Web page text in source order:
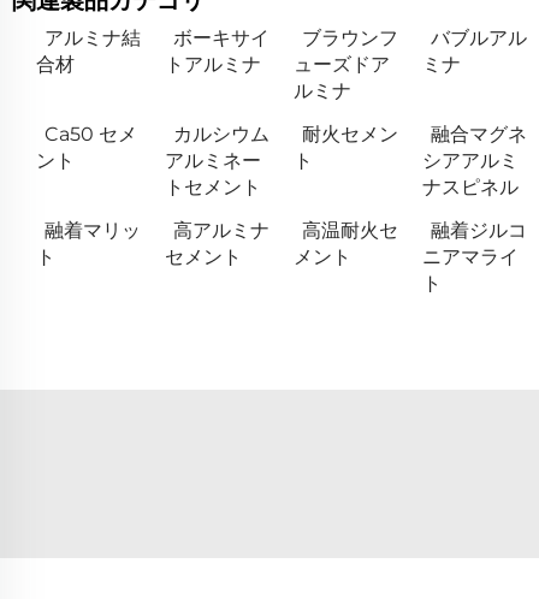
アルミナ結
合材
ボーキサイ
トアルミナ
ブラウンフ
ューズドア
ルミナ
バブルアル
ミナ
Ca50 セメ
ント
カルシウム
アルミネー
トセメント
耐火セメン
ト
融合マグネ
シアアルミ
ナスピネル
融着マリッ
ト
高アルミナ
セメント
高温耐火セ
メント
融着ジルコ
ニアマライ
ト